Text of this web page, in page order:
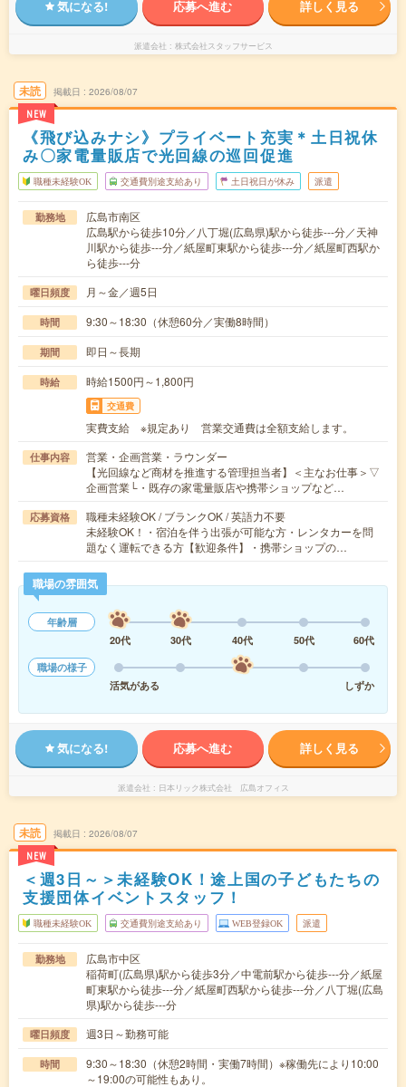
気になる! 応募へ進む 詳しく見る
派遣会社 株式会社スタッフサービス
未読
NEW
掲載日 2026/08/07
《飛び込みナシ》プライベート充実＊土日祝休
み〇家電量販店で光回線の巡回促進
職種未経験OK 交通費別途支給あり 土日祝日が休み 派遣
勤務地
広島市南区
広島駅から徒歩10分／八丁堀(広島県)駅から徒歩---分／天神
川駅から徒歩---分／紙屋町東駅から徒歩---分／紙屋町西駅か
ら徒歩---分
曜日頻度 月～金／週5日
時間 9:30～18:30（休憩60分／実働8時間）
期間 即日～長期
時給 時給1500円～1,800円
交通費
実費支給 ※規定あり 営業交通費は全額支給します。
仕事内容
営業・企画営業・ラウンダー
【光回線など商材を推進する管理担当者】＜主なお仕事＞▽
企画営業└・既存の家電量販店や携帯ショップなど…
応募資格
職種未経験OK / ブランクOK / 英語力不要
未経験OK！・宿泊を伴う出張が可能な方・レンタカーを問
題なく運転できる方【歓迎条件】・携帯ショップの…
職場の雰囲気
年齢層
20代
30代 40代 50代
60代
職場の様子
活気がある
しずか
気になる! 応募へ進む 詳しく見る
派遣会社 日本リック株式会社 広島オフィス
未読
NEW
掲載日 2026/08/07
＜週3日～＞未経験OK！途上国の子どもたちの
支援団体イベントスタッフ！
職種未経験OK 交通費別途支給あり WEB登録OK 派遣
勤務地
広島市中区
稲荷町(広島県)駅から徒歩3分／中電前駅から徒歩---分／紙屋
町東駅から徒歩---分／紙屋町西駅から徒歩---分／八丁堀(広島
県)駅から徒歩---分
曜日頻度 週3日～勤務可能
時間
9:30～18:30（休憩2時間・実働7時間）※稼働先により10:00
～19:00の可能性もあり。